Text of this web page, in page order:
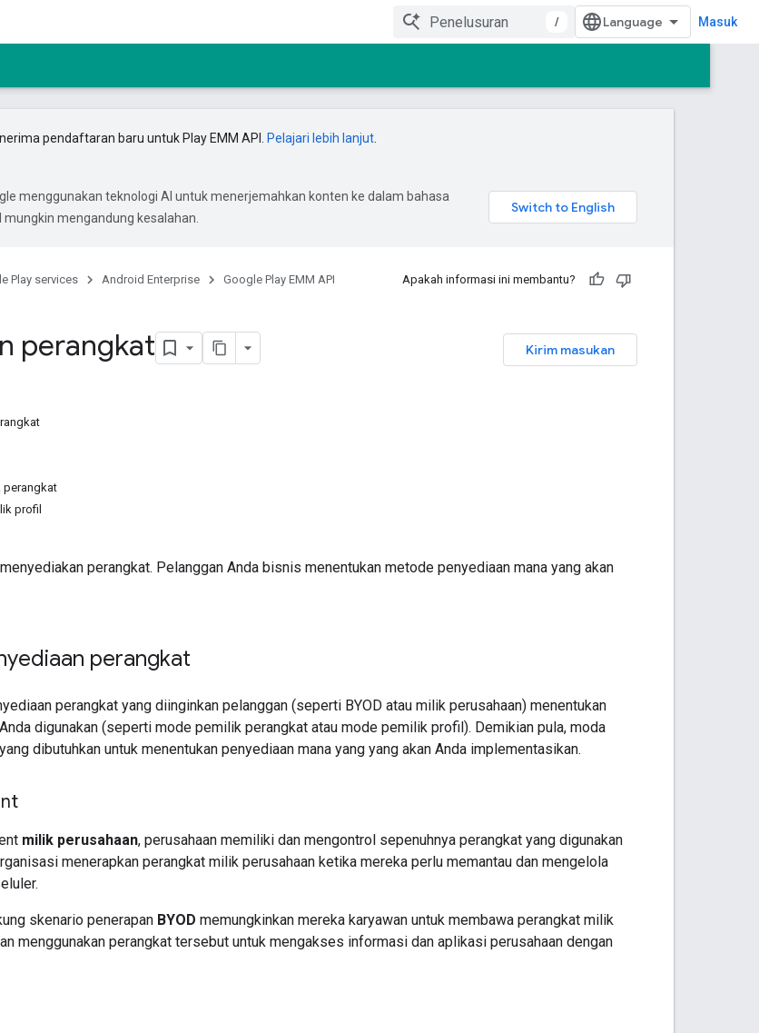
/ Masuk
pendaftaran baru untuk Play EMM API. Pelajari lebih lanjut
menggunakan teknologi AI untuk menerjemahkan konten ke dalam bahasa
mungkin mengandung kesalahan.
Play services Android Enterprise
Google Play EMM API
Apakah informasi ini membantu?
Kirim masukan
perangkat
perangkat
profil
menyediakan perangkat. Pelanggan Anda bisnis menentukan metode penyediaan mana yang akan
perangkat
perangkat yang diinginkan pelanggan (seperti BYOD atau milik perusahaan) menentukan
Anda digunakan (seperti mode pemilik perangkat atau mode pemilik profil). Demikian pula, moda
dibutuhkan untuk menentukan penyediaan mana yang yang akan Anda implementasikan.
milik perusahaan, perusahaan memiliki dan mengontrol sepenuhnya perangkat yang digunakan
menerapkan perangkat milik perusahaan ketika mereka perlu memantau dan mengelola
skenario penerapan BYOD memungkinkan mereka karyawan untuk membawa perangkat milik
menggunakan perangkat tersebut untuk mengakses informasi dan aplikasi perusahaan dengan